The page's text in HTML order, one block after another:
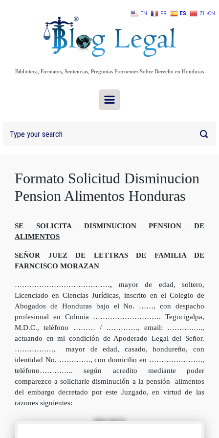
Biblioteca, Formatos, Sentencias, Preguntas Frecuentes Sobre Derecho en Honduras
Formato Solicitud Disminucion
Pension Alimentos Honduras
SE SOLICITA DISMINUCION PENSION DE
ALIMENTOS
SEÑOR JUEZ DE LETTRAS DE FAMILIA DE
FARNCISCO MORAZAN
…………………………………, mayor de edad, soltero,
Licenciado en Ciencias Jurídicas, inscrito en el Colegio de
Abogados de Honduras bajo el No. ……, con despacho
profesional en Colonia ………………………. Tegucigalpa,
M.D.C., teléfono ……… / …………., email: ……….…..,
actuando en mi condición de Apoderado Legal del Señor.
……………., mayor de edad, casado, hondureño, con
identidad No. …………., con domicilio en ………………….,
teléfono………….. según acredito mediante poder
comparezco a solicitarle disminución a la pensión alimentos
del embargo decretado por este Juzgado, en virtud de las
razones siguientes:
HECHOS
EN FR ES ZH-CN